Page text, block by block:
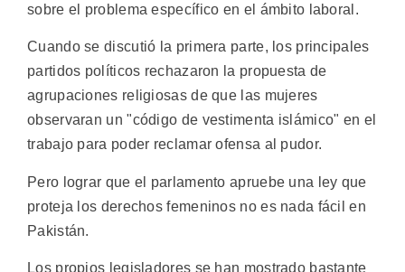
sobre el problema específico en el ámbito laboral.
Cuando se discutió la primera parte, los principales
partidos políticos rechazaron la propuesta de
agrupaciones religiosas de que las mujeres
observaran un "código de vestimenta islámico" en el
trabajo para poder reclamar ofensa al pudor.
Pero lograr que el parlamento apruebe una ley que
proteja los derechos femeninos no es nada fácil en
Pakistán.
Los propios legisladores se han mostrado bastante